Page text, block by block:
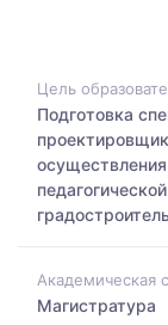
Цель
Подготовка
Академическая
Магистратура